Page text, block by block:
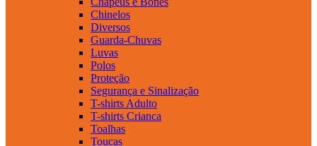
Chinelos
Diversos
Guarda-Chuvas
Luvas
Polos
Proteção
Segurança e Sinalização
T-shirts Adulto
T-shirts Crianca
Toalhas
Toucas